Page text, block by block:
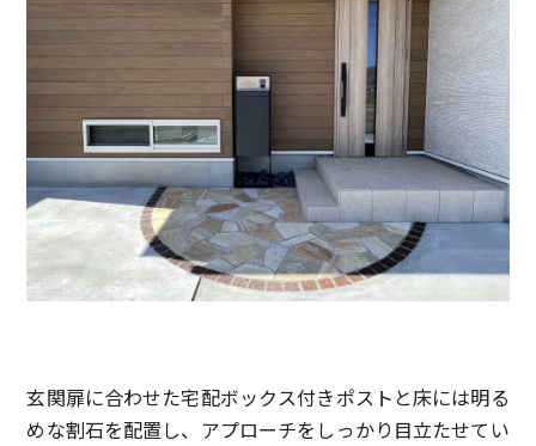
玄関扉に合わせた宅配ボックス付きポストと床には明る
めな割石を配置し、アプローチをしっかり目立たせてい